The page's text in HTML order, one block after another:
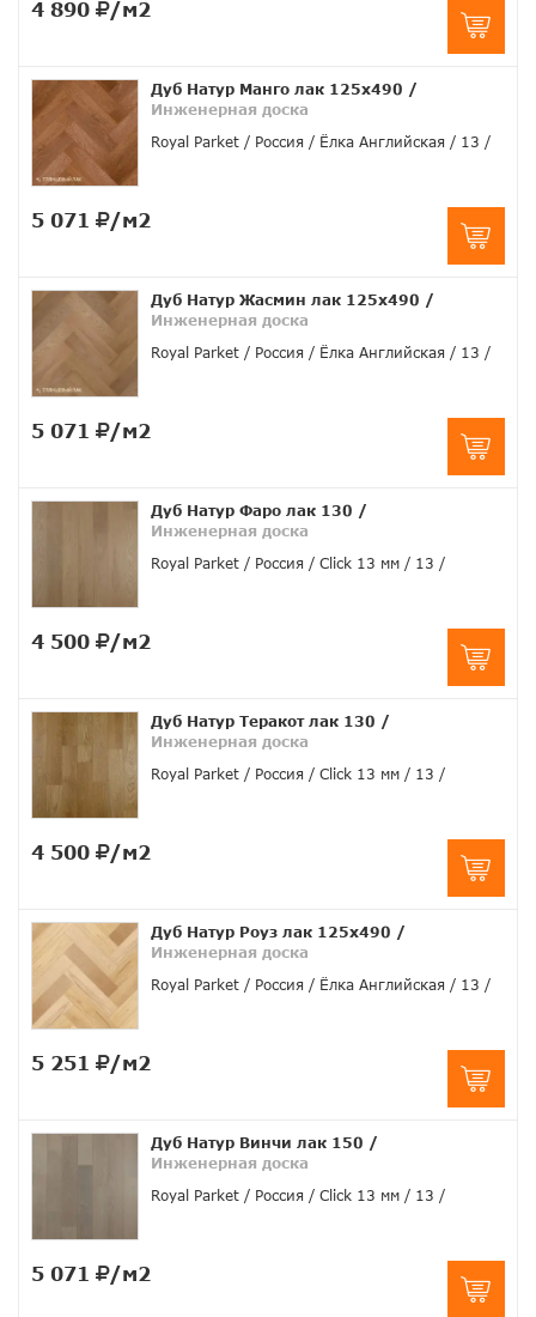
4 890 /м2
Дуб Натур Манго лак 125х490 /
Инженерная доска
Royal Parket
Россия Ёлка Английская 13
5 071 /м2
Дуб Натур Жасмин лак 125х490 /
Инженерная доска
Royal Parket
Россия Ёлка Английская 13
5 071 /м2
Дуб Натур Фаро лак 130 /
Инженерная доска
Royal Parket
Россия Click 13 мм 13
4 500 /м2
Дуб Натур Теракот лак 130 /
Инженерная доска
Royal Parket
Россия Click 13 мм 13
4 500 /м2
Дуб Натур Роуз лак 125х490 /
Инженерная доска
Royal Parket
Россия Ёлка Английская 13
5 251 /м2
Дуб Натур Винчи лак 150 /
Инженерная доска
Royal Parket
Россия Click 13 мм 13
5 071 /м2